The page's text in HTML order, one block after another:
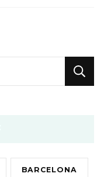
BARCELONA